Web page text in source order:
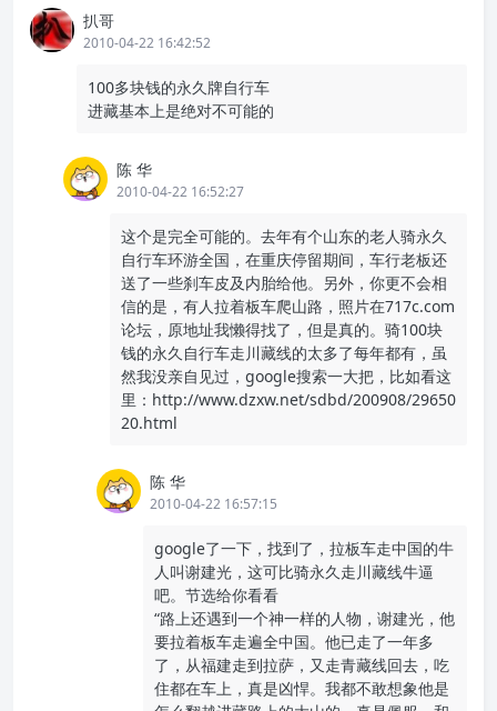
扒哥
2010-04-22 16:42:52
100多块钱的永久牌自行车
进藏基本上是绝对不可能的
陈 华
2010-04-22 16:52:27
这个是完全可能的。去年有个山东的老人骑永久
自行车环游全国，在重庆停留期间，车行老板还
送了一些刹车皮及内胎给他。另外，你更不会相
信的是，有人拉着板车爬山路，照片在717c.com
论坛，原地址我懒得找了，但是真的。骑100块
钱的永久自行车走川藏线的太多了每年都有，虽
然我没亲自见过，google搜索一大把，比如看这
里：http://www.dzxw.net/sdbd/200908/29650
20.html
陈 华
2010-04-22 16:57:15
google了一下，找到了，拉板车走中国的牛
人叫谢建光，这可比骑永久走川藏线牛逼
吧。节选给你看看
“路上还遇到一个神一样的人物，谢建光，他
要拉着板车走遍全中国。他已走了一年多
了，从福建走到拉萨，又走青藏线回去，吃
住都在车上，真是凶悍。我都不敢想象他是